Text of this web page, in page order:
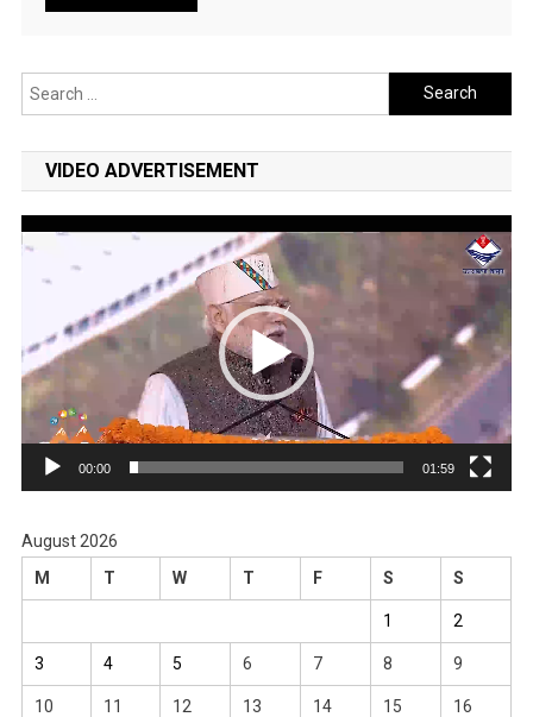
Search
for:
VIDEO ADVERTISEMENT
Video
00:00 01:59
August 2026
M
T W T F S S
1 2
3 4 5 6 7 8 9
10 11 12 13 14 15 16